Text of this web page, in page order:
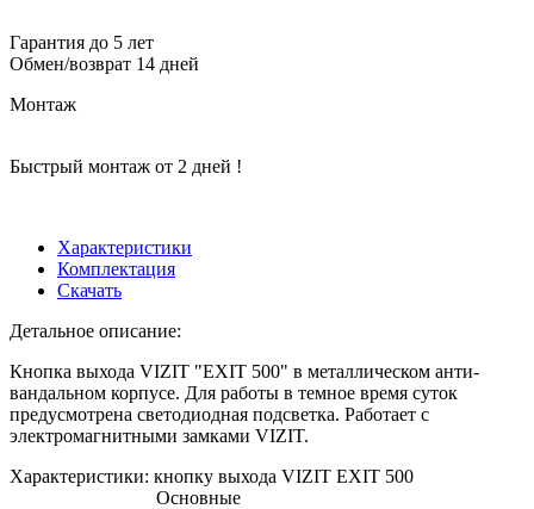
Гарантия до 5 лет
Обмен/возврат 14 дней
Монтаж
Быстрый монтаж от 2 дней !
Характеристики
Комплектация
Скачать
Детальное описание:
Кнопка выхода VIZIT "EXIT 500" в металлическом анти-
вандальном корпусе. Для работы в темное время суток
предусмотрена светодиодная подсветка. Работает с
электромагнитными замками VIZIT.
Характеристики: кнопку выхода VIZIT EXIT 500
Основные